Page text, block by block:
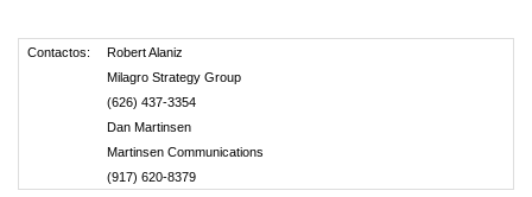
Contactos:
Robert Alaniz
Milagro Strategy Group
(626) 437-3354
Dan Martinsen
Martinsen Communications
(917) 620-8379